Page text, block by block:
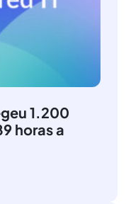
1.200
horas a